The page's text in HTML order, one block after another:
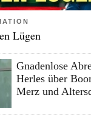
Lügen
Gnadenlose
Herles über
Merz und